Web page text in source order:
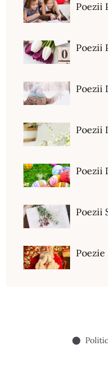
Poezii
Poezii
Poezii
Poezii
Poezii
Poezii